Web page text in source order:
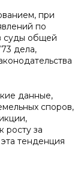
при
по
суды общей
дела,
данные,
споров,
росту за
тенденция